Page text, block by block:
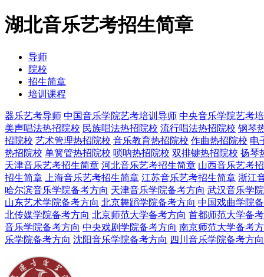
湖北音乐艺考招生简章
导师
院校
招生简章
培训课程
器乐艺考导师 中国音乐学院艺考培训导师 中央音乐学院艺考
美声唱法热招院校 民族唱法热招院校 流行唱法热招院校 钢琴
招院校 艺术管理热招院校 音乐教育热招院校 作曲热招院校 电
热招院校 单簧管热招院校 唢呐热招院校 双排键热招院校 扬琴
天津音乐艺考招生简章 河北音乐艺考招生简章 山西音乐艺考
招生简章
上海音乐艺考招生简章 江苏音乐艺考招生简章 浙江
哈尔滨音乐学院备考方向 天津音乐学院备考方向 武汉音乐学
山东艺术学院备考方向 北京舞蹈学院备考方向 中国戏曲学院
北传媒学院备考方向 北京师范大学备考方向 首都师范大学备
音乐学院备考方向 中央戏剧学院备考方向 南京师范大学备考
乐学院备考方向 沈阳音乐学院备考方向 四川音乐学院备考方向